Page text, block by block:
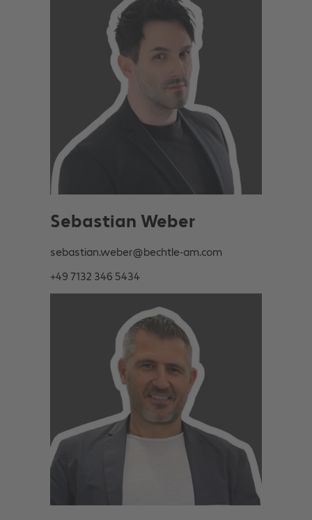
Sebastian Weber
sebastian.weber@bechtle-am.com
+49 7132 346 5434